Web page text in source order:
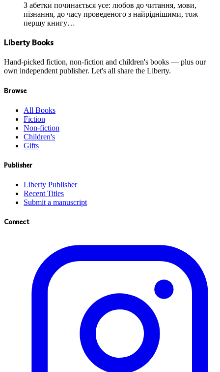
З абетки починається усе: любов до читання, мови,
пізнання, до часу проведеного з найріднішими, тож
першу книгу…
Liberty Books
Hand-picked fiction, non-fiction and children's books — plus our
own independent publisher. Let's all share the Liberty.
Browse
All Books
Fiction
Non-fiction
Children's
Gifts
Publisher
Liberty Publisher
Recent Titles
Submit a manuscript
Connect